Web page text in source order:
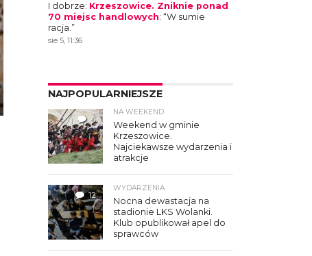
I dobrze: Krzeszowice. Zniknie ponad
70 miejsc handlowych: “W sumie
racja.”
sie 5, 11:36
NAJPOPULARNIEJSZE
4
NA WEEKEND
Weekend w gminie
Krzeszowice.
Najciekawsze wydarzenia i
atrakcje
12
WYDARZENIA
Nocna dewastacja na
stadionie LKS Wolanki.
Klub opublikował apel do
sprawców